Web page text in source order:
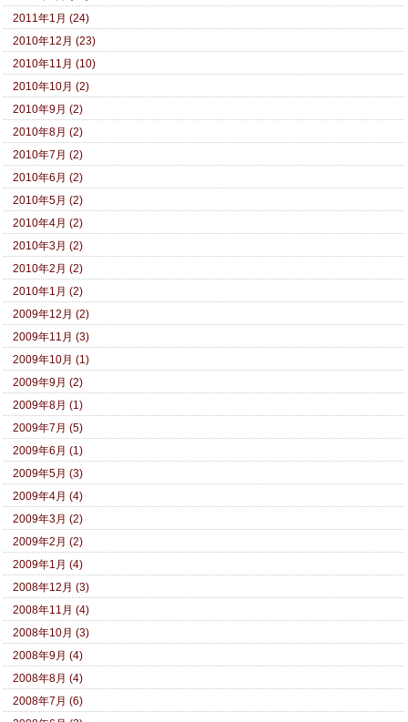
2011年1月 (24)
2010年12月 (23)
2010年11月 (10)
2010年10月 (2)
2010年9月 (2)
2010年8月 (2)
2010年7月 (2)
2010年6月 (2)
2010年5月 (2)
2010年4月 (2)
2010年3月 (2)
2010年2月 (2)
2010年1月 (2)
2009年12月 (2)
2009年11月 (3)
2009年10月 (1)
2009年9月 (2)
2009年8月 (1)
2009年7月 (5)
2009年6月 (1)
2009年5月 (3)
2009年4月 (4)
2009年3月 (2)
2009年2月 (2)
2009年1月 (4)
2008年12月 (3)
2008年11月 (4)
2008年10月 (3)
2008年9月 (4)
2008年8月 (4)
2008年7月 (6)